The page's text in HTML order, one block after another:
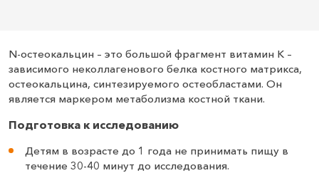
N-остеокальцин – это большой фрагмент витамин К –
зависимого неколлагенового белка костного матрикса,
остеокальцина, синтезируемого остеобластами. Он
является маркером метаболизма костной ткани.
Подготовка к исследованию
Детям в возрасте до 1 года не принимать пищу в
течение 30-40 минут до исследования.